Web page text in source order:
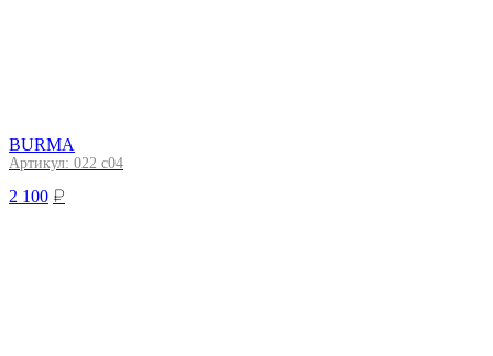
BURMA
Артикул: 022 c04
2 100 ₽